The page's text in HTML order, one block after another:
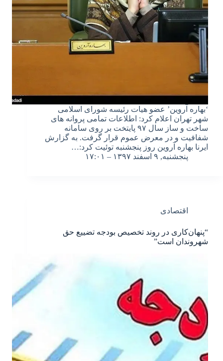
‘بهاره آروین’ عضو هیات رئیسه شورای اسلامی
شهر تهران اعلام کرد: اطلاعات تمامی پروانه های
ساخت و ساز سال ۹۷ پایتخت بر روی سامانه
شفافیت و در معرض عموم قرار گرفت. به گزارش
ایرنا بهاره آروین روز پنجشنبه توئیت کرد:…
پنجشنبه, ۹ اسفند ۱۳۹۷ – ۱۷:۰۱
اقتصادی
“پنهان‌کاری در روند تخصیص بودجه تضییع حق
شهروندان است”